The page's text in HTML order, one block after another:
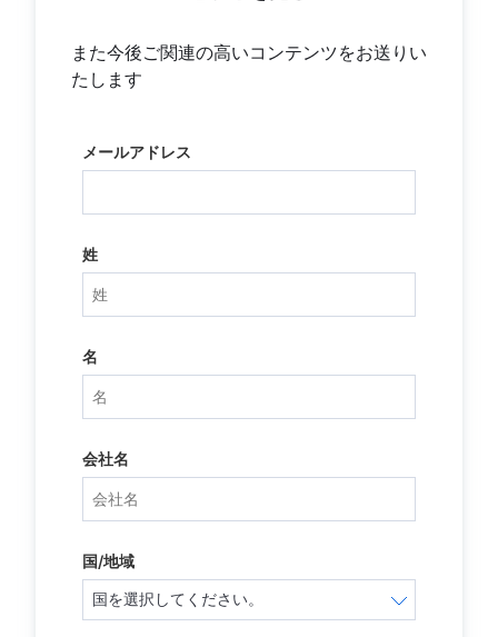
また今後ご関連の高いコンテンツをお送りい
たします
メールアドレス
姓
名
会社名
国/地域